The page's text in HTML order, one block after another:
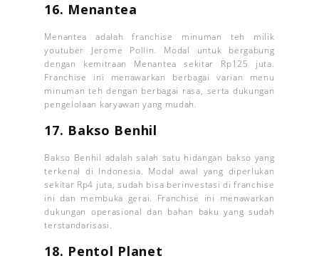
16. Menantea
Menantea adalah franchise minuman teh milik
youtuber Jerome Pollin. Modal untuk bergabung
dengan kemitraan Menantea sekitar Rp125 juta.
Franchise ini menawarkan berbagai varian menu
minuman teh dengan berbagai rasa, serta dukungan
pengelolaan karyawan yang mudah.
17. Bakso Benhil
Bakso Benhil adalah salah satu hidangan bakso yang
terkenal di Indonesia. Modal awal yang diperlukan
sekitar Rp4 juta, sudah bisa berinvestasi di franchise
ini dan membuka gerai. Franchise ini menawarkan
dukungan operasional dan bahan baku yang sudah
terstandarisasi.
18. Pentol Planet